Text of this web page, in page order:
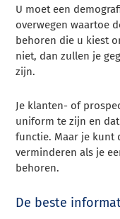
U moet een
overwegen waartoe
behoren die u kiest
niet, dan zullen je
zijn.
Je klanten- of
uniform te zijn en
functie. Maar je kunt
verminderen als je
behoren.
De beste